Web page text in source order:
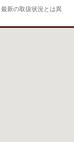
新の取扱状況とは異